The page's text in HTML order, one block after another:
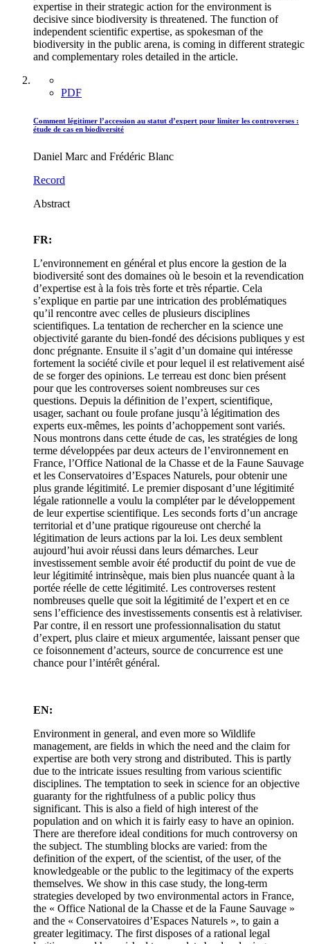
expertise in their strategic action for the environment is
decisive since biodiversity is threatened. The function of
independent scientific expertise, as spokesman of the
biodiversity in the public arena, is coming in different strategic
and complementary roles detailed in the article.
PDF
Comment légitimer l’accession au statut d’expert pour limiter les controverses :
étude de cas en biodiversité
Daniel Marc and Frédéric Blanc
Record
Abstract
FR:
L’environnement en général et plus encore la gestion de la
biodiversité sont des domaines où le besoin et la revendication
d’expertise est à la fois très forte et très répartie. Cela
s’explique en partie par une intrication des problématiques
qu’il rencontre avec celles de plusieurs disciplines
scientifiques. La tentation de rechercher en la science une
objectivité garante du bien-fondé des décisions publiques y est
donc prégnante. Ensuite il s’agit d’un domaine qui intéresse
fortement la société civile et pour lequel il est relativement aisé
de se forger des opinions. Le terreau est donc bien présent
pour que les controverses soient nombreuses sur ces
questions. Depuis la définition de l’expert, scientifique,
usager, sachant ou foule profane jusqu’à légitimation des
experts eux-mêmes, les points d’achoppement sont variés.
Nous montrons dans cette étude de cas, les stratégies de long
terme développées par deux acteurs de l’environnement en
France, l’Office National de la Chasse et de la Faune Sauvage
et les Conservatoires d’Espaces Naturels, pour obtenir une
plus grande légitimité. Le premier disposant d’une légitimité
légale rationnelle a voulu la compléter par le développement
de leur expertise scientifique. Les seconds forts d’un ancrage
territorial et d’une pratique rigoureuse ont cherché la
légitimation de leurs actions par la loi. Les deux semblent
aujourd’hui avoir réussi dans leurs démarches. Leur
investissement semble avoir été productif du point de vue de
leur légitimité intrinsèque, mais bien plus nuancée quant à la
portée réelle de cette légitimité. Les controverses restent
nombreuses quelle que soit la légitimité de l’expert et en ce
sens l’efficience des investissements consentis est à relativiser.
Par contre, il en ressort une professionnalisation du statut
d’expert, plus claire et mieux argumentée, laissant penser que
ce foisonnement d’acteurs, source de concurrence est une
chance pour l’intérêt général.
EN:
Environment in general, and even more so Wildlife
management, are fields in which the need and the claim for
expertise are both very strong and distributed. This is partly
due to the intricate issues resulting from various scientific
disciplines. The temptation to seek in science for an objective
guaranty for the rightfulness of a public policy thus
significant. This is also a field of high interest of the
population and on which it is fairly easy to have an opinion.
There are therefore ideal conditions for much controversy on
the subject. The stumbling blocks are varied: from the
definition of the expert, of the scientist, of the user, of the
knowledgeable or the public to the legitimacy of the experts
themselves. We show in this case study, the long-term
strategies developed by two environmental actors in France,
the « Office National de la Chasse et de la Faune Sauvage »
and the « Conservatoires d’Espaces Naturels », to gain a
greater legitimacy. The first disposes of a rational legal